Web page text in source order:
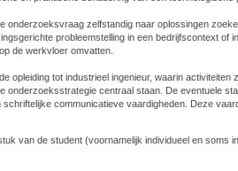
onderzoeksvraag zelfstandig naar oplossingen
probleemstelling in een bedrijfscontext
de werkvloer omvatten.
opleiding tot industrieel ingenieur, waarin
onderzoeksstrategie centraal staan. De eventuele
communicatieve vaardigheden. Deze
van de student (voornamelijk individueel en soms